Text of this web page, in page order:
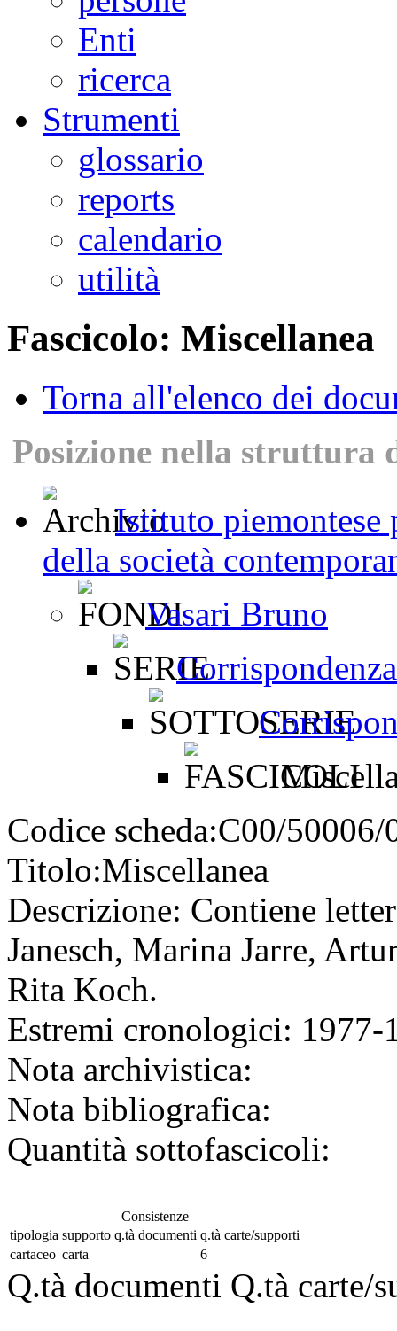
Enti
ricerca
Strumenti
glossario
reports
calendario
utilità
Fascicolo: Miscellanea
Torna all'elenco dei
Posizione nella struttura
Istituto piemontese
della società
Vasari Bruno
Corrispondenza
Codice scheda:C00/50006/
Titolo:Miscellanea
Descrizione: Contiene
Janesch, Marina Jarre,
Rita Koch.
Estremi cronologici: 1977-
Nota archivistica:
Nota bibliografica:
Quantità sottofascicoli:
Consistenze
tipologia supporto q.tà documenti q.tà carte/supporti
cartaceo carta 6
Q.tà documenti Q.tà carte/